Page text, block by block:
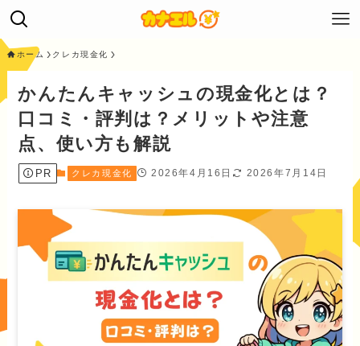
ホーム クレカ現金化
かんたんキャッシュの現金化とは？
口コミ・評判は？メリットや注意
点、使い方も解説
PR クレカ現金化 2026年4月16日 2026年7月14日